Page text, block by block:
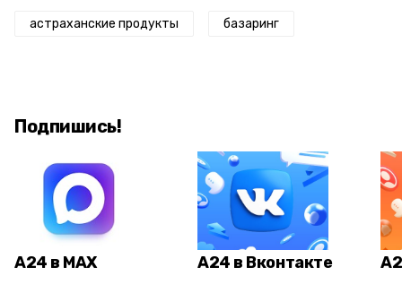
астраханские продукты базаринг
Подпишись!
А24 в MAX А24 в Вконтакте